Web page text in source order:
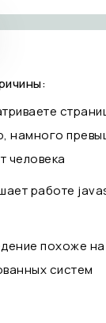
намного
человека
работе
похоже
систем